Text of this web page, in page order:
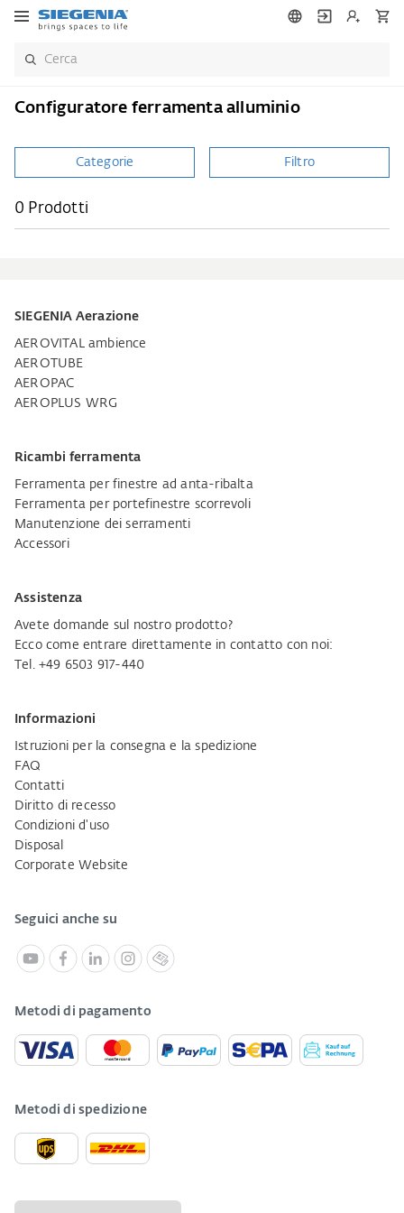
Configuratore ferramenta alluminio
Categorie Filtro
0 Prodotti
SIEGENIA Aerazione
AEROVITAL ambience
AEROTUBE
AEROPAC
AEROPLUS WRG
Ricambi ferramenta
Ferramenta per finestre ad anta-ribalta
Ferramenta per portefinestre scorrevoli
Manutenzione dei serramenti
Accessori
Assistenza
Avete domande sul nostro prodotto?
Ecco come entrare direttamente in contatto con noi:
Tel. +49 6503 917-440
Informazioni
Istruzioni per la consegna e la spedizione
FAQ
Contatti
Diritto di recesso
Condizioni d'uso
Disposal
Corporate Website
Seguici anche su
Metodi di pagamento
Metodi di spedizione